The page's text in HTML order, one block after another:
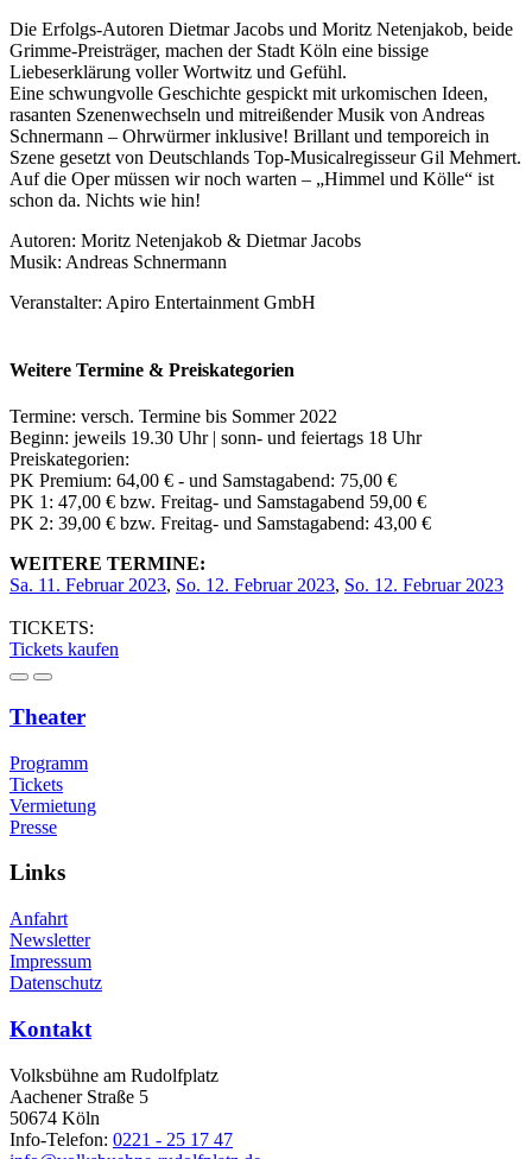
Die Erfolgs-Autoren Dietmar Jacobs und Moritz Netenjakob, beide
Grimme-Preisträger, machen der Stadt Köln eine bissige
Liebeserklärung voller Wortwitz und Gefühl.
Eine schwungvolle Geschichte gespickt mit urkomischen Ideen,
rasanten Szenenwechseln und mitreißender Musik von Andreas
Schnermann – Ohrwürmer inklusive! Brillant und temporeich in
Szene gesetzt von Deutschlands Top-Musicalregisseur Gil Mehmert.
Auf die Oper müssen wir noch warten – „Himmel und Kölle“ ist
schon da. Nichts wie hin!
Autoren: Moritz Netenjakob & Dietmar Jacobs
Musik: Andreas Schnermann
Veranstalter: Apiro Entertainment GmbH
Weitere Termine & Preiskategorien
Termine: versch. Termine bis Sommer 2022
Beginn: jeweils 19.30 Uhr | sonn- und feiertags 18 Uhr
Preiskategorien:
PK Premium: 64,00 € - und Samstagabend: 75,00 €
PK 1: 47,00 € bzw. Freitag- und Samstagabend 59,00 €
PK 2: 39,00 € bzw. Freitag- und Samstagabend: 43,00 €
WEITERE TERMINE:
Sa. 11. Februar 2023, So. 12. Februar 2023, So. 12. Februar 2023
TICKETS:
Tickets kaufen
Theater
Programm
Tickets
Vermietung
Presse
Links
Anfahrt
Newsletter
Impressum
Datenschutz
Kontakt
Volksbühne am Rudolfplatz
Aachener Straße 5
50674 Köln
Info-Telefon: 0221 - 25 17 47